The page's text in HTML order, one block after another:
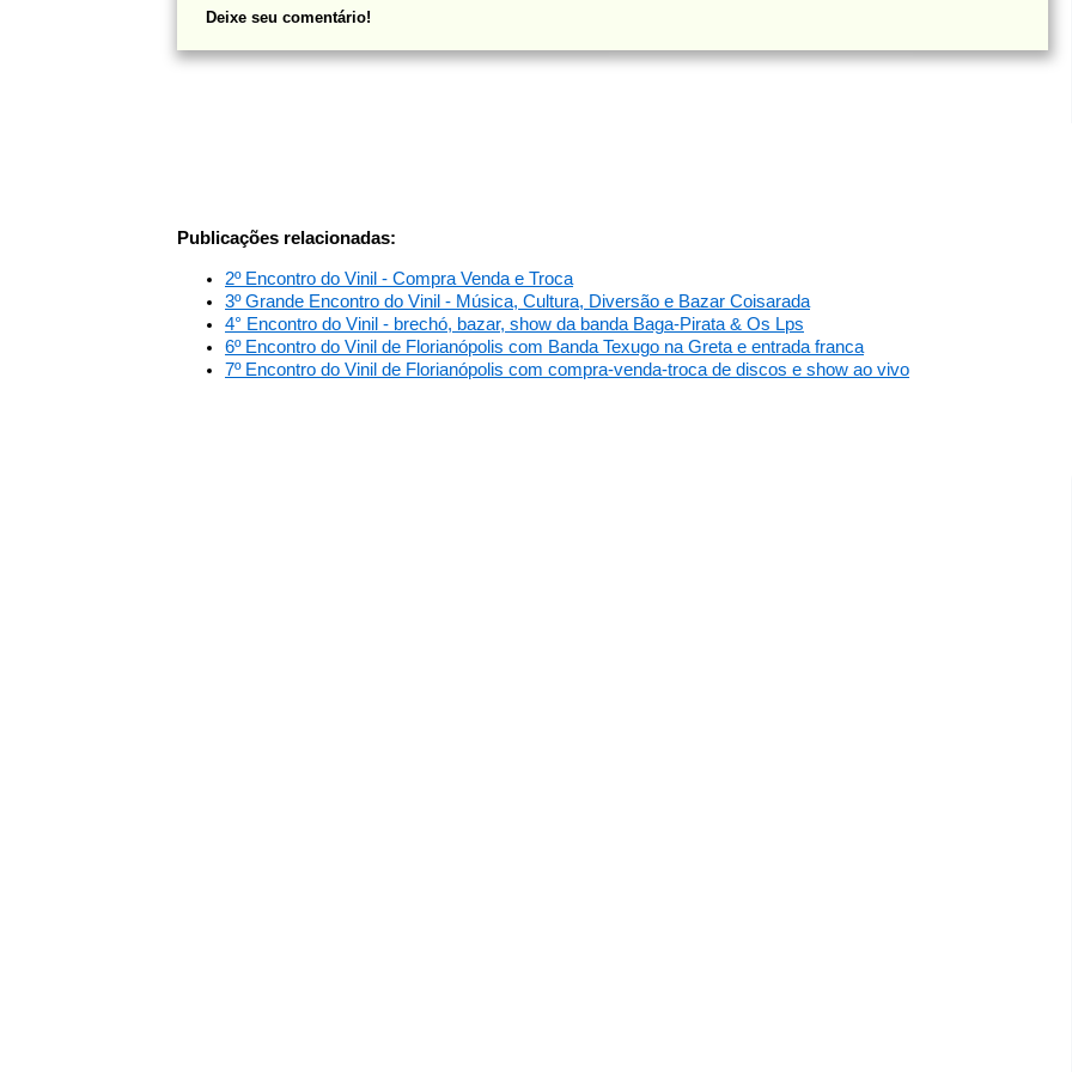
Deixe seu comentário!
Publicações relacionadas:
2º Encontro do Vinil - Compra Venda e Troca
3º Grande Encontro do Vinil - Música, Cultura, Diversão e Bazar Coisarada
4° Encontro do Vinil - brechó, bazar, show da banda Baga-Pirata & Os Lps
6º Encontro do Vinil de Florianópolis com Banda Texugo na Greta e entrada franca
7º Encontro do Vinil de Florianópolis com compra-venda-troca de discos e show ao vivo